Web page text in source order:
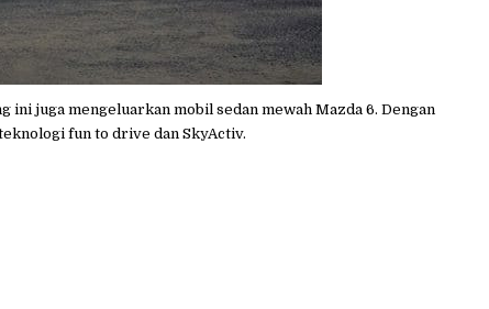
juga mengeluarkan mobil sedan mewah Mazda 6. Dengan
fun to drive dan SkyActiv.